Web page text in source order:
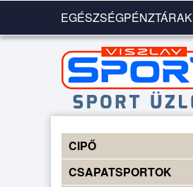
EGÉSZSÉGPÉNZTÁRAK
kép
CIPŐ
CSAPATSPORTOK